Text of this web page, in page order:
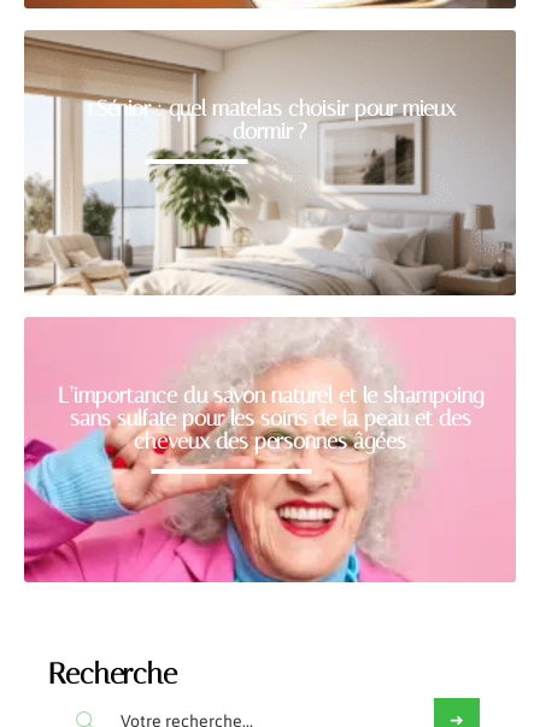
1.Sénior : quel matelas choisir pour mieux
dormir ?
L’importance du savon naturel et le shampoing
sans sulfate pour les soins de la peau et des
cheveux des personnes âgées
Recherche